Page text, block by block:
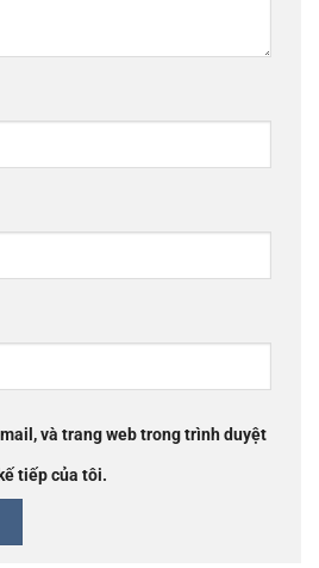
và trang web trong trình duyệt
tiếp của tôi.